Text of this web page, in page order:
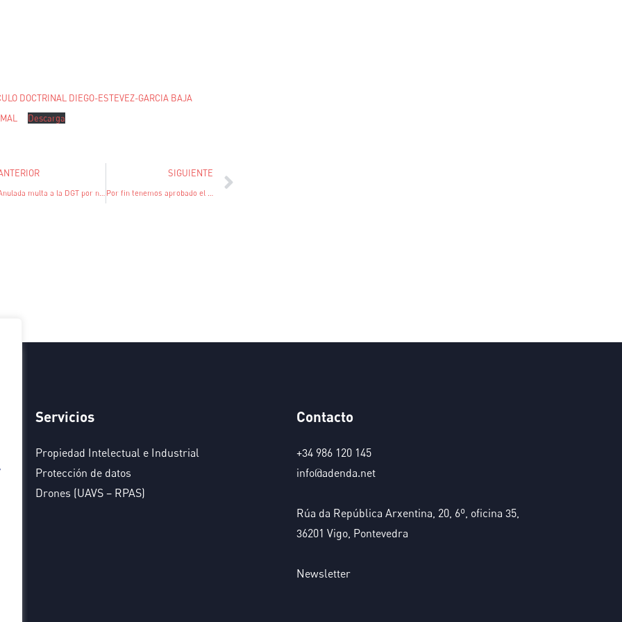
DOCTRINAL DIEGO-ESTEVEZ-GARCIA BAJA
Descarga
Anulada multa a la DGT por no aplicar el margen de error del radar
SIGUIENTE
Por fin tenemos aprobado el nuevo Marco de Privacidad de Datos entre la UE y Estados Unidos
Servicios
Propiedad Intelectual e Industrial
Protección de datos
Drones (UAVS – RPAS)
Contacto
+34 986 120 145
info@adenda.net
Rúa da República Arxentina, 20, 6º, oficina 35,
36201 Vigo, Pontevedra
Newsletter